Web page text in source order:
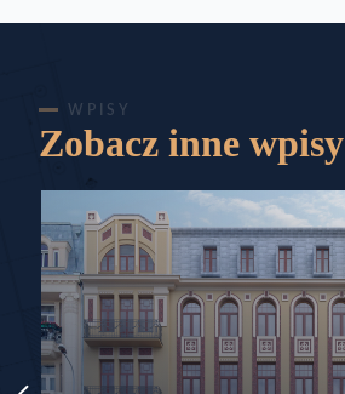
WPISY
Zobacz inne wpisy